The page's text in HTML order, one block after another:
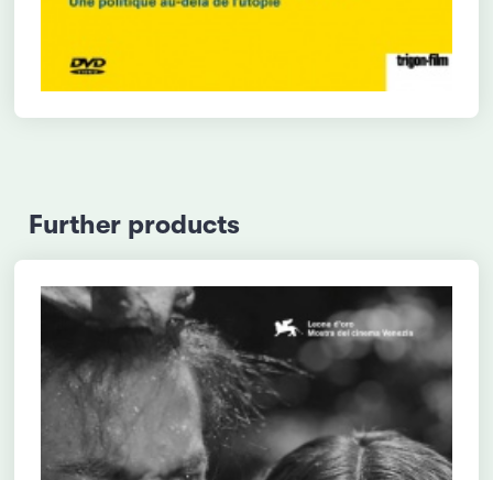
Further products